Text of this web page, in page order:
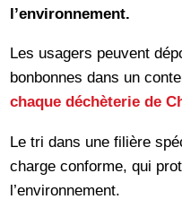
l’environnement.
Les usagers peuvent
bonbonnes dans un
chaque déchèterie de
Le tri dans une filière
charge conforme, qui
l’environnement.